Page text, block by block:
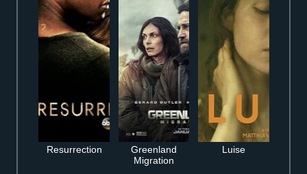
Resurrection
Greenland
Migration
Luise